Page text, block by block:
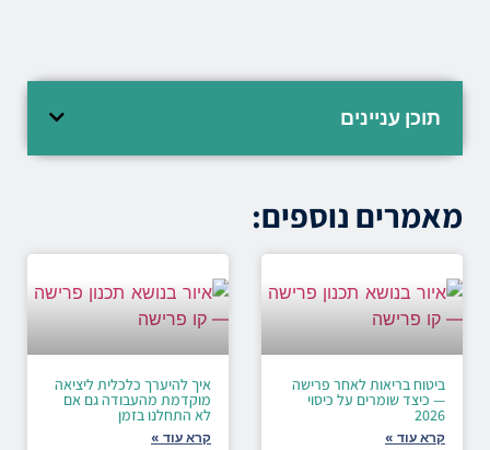
תוכן עניינים
מאמרים נוספים:
ביטוח בריאות לאחר פרישה
— כיצד שומרים על כיסוי
2026
קרא עוד »
איך להיערך כלכלית ליציאה
מוקדמת מהעבודה גם אם
לא התחלנו בזמן
קרא עוד »